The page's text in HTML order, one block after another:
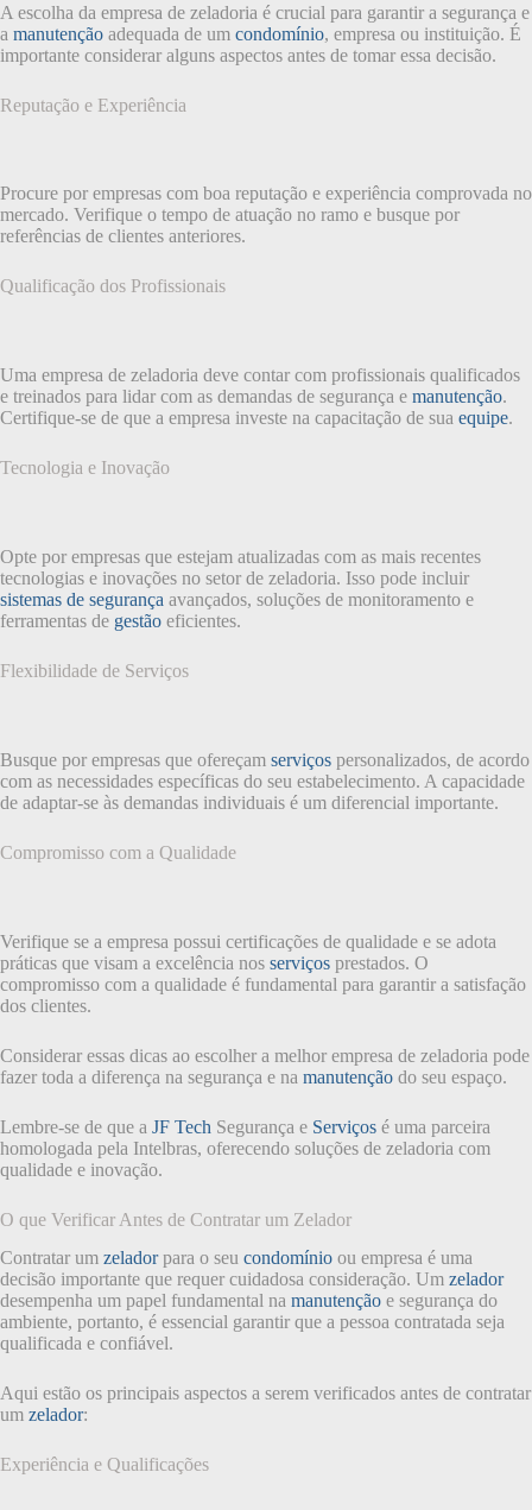
A escolha da empresa de zeladoria é crucial para garantir a segurança e
a manutenção adequada de um condomínio, empresa ou instituição. É
importante considerar alguns aspectos antes de tomar essa decisão.
Reputação e Experiência
Procure por empresas com boa reputação e experiência comprovada no
mercado. Verifique o tempo de atuação no ramo e busque por
referências de clientes anteriores.
Qualificação dos Profissionais
Uma empresa de zeladoria deve contar com profissionais qualificados
e treinados para lidar com as demandas de segurança e manutenção.
Certifique-se de que a empresa investe na capacitação de sua equipe.
Tecnologia e Inovação
Opte por empresas que estejam atualizadas com as mais recentes
tecnologias e inovações no setor de zeladoria. Isso pode incluir
sistemas de segurança avançados, soluções de monitoramento e
ferramentas de gestão eficientes.
Flexibilidade de Serviços
Busque por empresas que ofereçam serviços personalizados, de acordo
com as necessidades específicas do seu estabelecimento. A capacidade
de adaptar-se às demandas individuais é um diferencial importante.
Compromisso com a Qualidade
Verifique se a empresa possui certificações de qualidade e se adota
práticas que visam a excelência nos serviços prestados. O
compromisso com a qualidade é fundamental para garantir a satisfação
dos clientes.
Considerar essas dicas ao escolher a melhor empresa de zeladoria pode
fazer toda a diferença na segurança e na manutenção do seu espaço.
Lembre-se de que a JF Tech Segurança e Serviços é uma parceira
homologada pela Intelbras, oferecendo soluções de zeladoria com
qualidade e inovação.
O que Verificar Antes de Contratar um Zelador
Contratar um zeladorpara o seu condomínio ou empresa é uma
decisão importante que requer cuidadosa consideração. Um zelador
desempenha um papel fundamental na manutenção e segurança do
ambiente, portanto, é essencial garantir que a pessoa contratada seja
qualificada e confiável.
Aqui estão os principais aspectos a serem verificados antes de contratar
um zelador:
Experiência e Qualificações